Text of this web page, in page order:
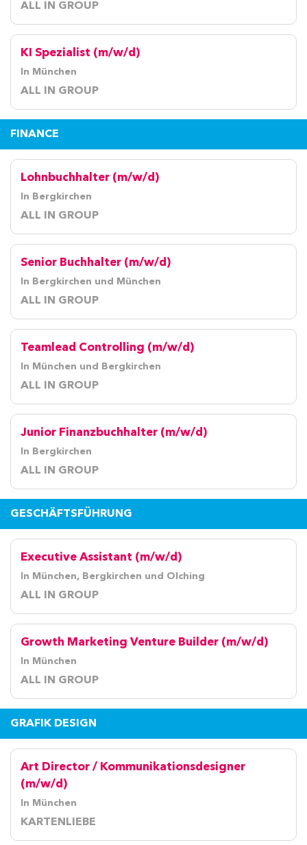
ALL IN GROUP
KI Spezialist (m/w/d)
In München
ALL IN GROUP
FINANCE
Lohnbuchhalter (m/w/d)
In Bergkirchen
ALL IN GROUP
Senior Buchhalter (m/w/d)
In Bergkirchen und München
ALL IN GROUP
Teamlead Controlling (m/w/d)
In München und Bergkirchen
ALL IN GROUP
Junior Finanzbuchhalter (m/w/d)
In Bergkirchen
ALL IN GROUP
GESCHÄFTSFÜHRUNG
Executive Assistant (m/w/d)
In München, Bergkirchen und Olching
ALL IN GROUP
Growth Marketing Venture Builder (m/w/d)
In München
ALL IN GROUP
GRAFIK DESIGN
Art Director / Kommunikationsdesigner
(m/w/d)
In München
KARTENLIEBE